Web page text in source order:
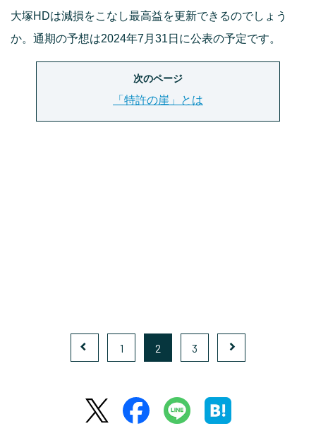
大塚HDは減損をこなし最高益を更新できるのでしょう
か。通期の予想は2024年7月31日に公表の予定です。
次のページ
「特許の崖」とは
1 2 3